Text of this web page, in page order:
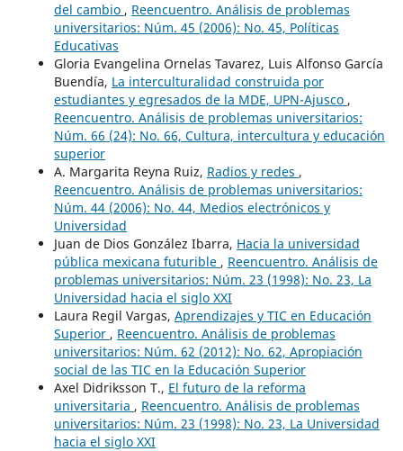
del cambio , Reencuentro. Análisis de problemas
universitarios: Núm. 45 (2006): No. 45, Políticas
Educativas
Gloria Evangelina Ornelas Tavarez, Luis Alfonso García
Buendía, La interculturalidad construida por
estudiantes y egresados de la MDE, UPN-Ajusco ,
Reencuentro. Análisis de problemas universitarios:
Núm. 66 (24): No. 66, Cultura, intercultura y educación
superior
A. Margarita Reyna Ruiz, Radios y redes ,
Reencuentro. Análisis de problemas universitarios:
Núm. 44 (2006): No. 44, Medios electrónicos y
Universidad
Juan de Dios González Ibarra, Hacia la universidad
pública mexicana futurible , Reencuentro. Análisis de
problemas universitarios: Núm. 23 (1998): No. 23, La
Universidad hacia el siglo XXI
Laura Regil Vargas, Aprendizajes y TIC en Educación
Superior , Reencuentro. Análisis de problemas
universitarios: Núm. 62 (2012): No. 62, Apropiación
social de las TIC en la Educación Superior
Axel Didriksson T., El futuro de la reforma
universitaria , Reencuentro. Análisis de problemas
universitarios: Núm. 23 (1998): No. 23, La Universidad
hacia el siglo XXI